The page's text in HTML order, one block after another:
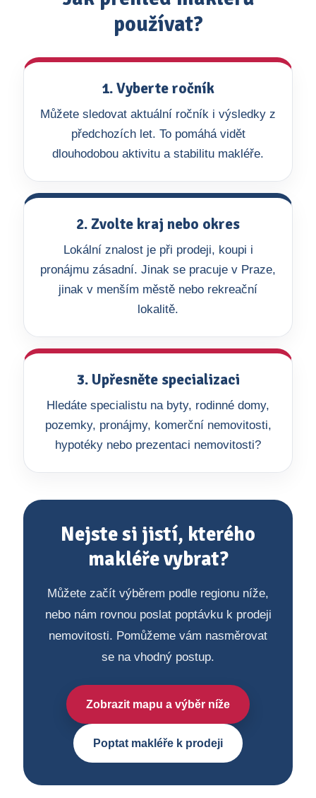
používat?
1. Vyberte ročník
Můžete sledovat aktuální ročník i výsledky z
předchozích let. To pomáhá vidět
dlouhodobou aktivitu a stabilitu makléře.
2. Zvolte kraj nebo okres
Lokální znalost je při prodeji, koupi i
pronájmu zásadní. Jinak se pracuje v Praze,
jinak v menším městě nebo rekreační
lokalitě.
3. Upřesněte specializaci
Hledáte specialistu na byty, rodinné domy,
pozemky, pronájmy, komerční nemovitosti,
hypotéky nebo prezentaci nemovitosti?
Nejste si jistí, kterého
makléře vybrat?
Můžete začít výběrem podle regionu níže,
nebo nám rovnou poslat poptávku k prodeji
nemovitosti. Pomůžeme vám nasměrovat
se na vhodný postup.
Zobrazit mapu a výběr níže
Poptat makléře k prodeji